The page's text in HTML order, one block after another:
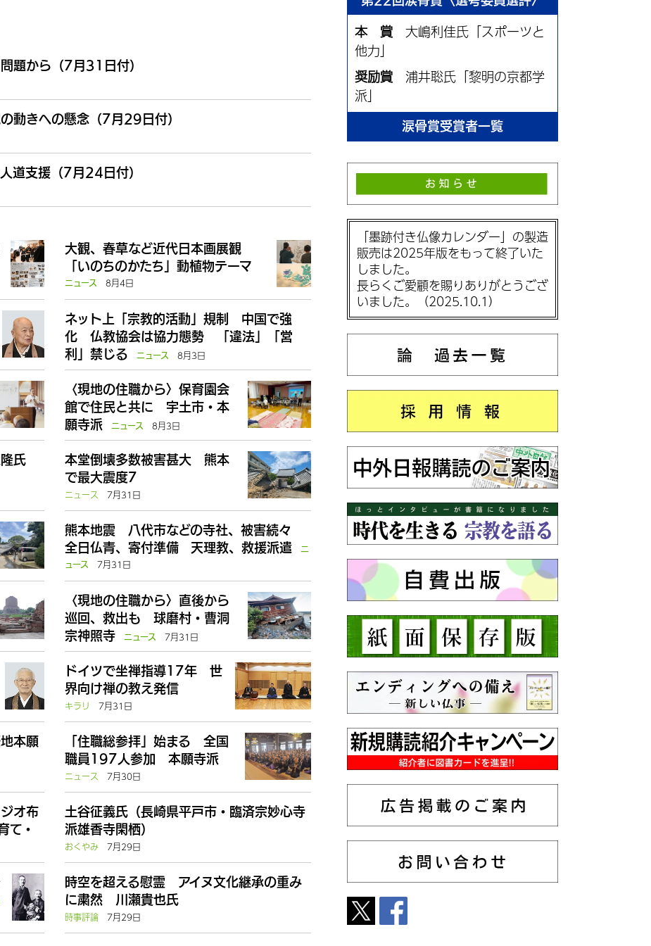
題から（7月31日付）
動きへの懸念（7月29日付）
道支援（7月24日付）
氏
本願
オ布
て・
大観、春草など近代日本画展観
「いのちのかたち」動植物テーマ
ニュース 8月4日
ネット上「宗教的活動」規制 中国で強
化 仏教協会は協力態勢 「違法」「営
利」禁じる
ニュース 8月3日
〈現地の住職から〉保育園会
館で住民と共に 宇土市・本
願寺派
ニュース 8月3日
本堂倒壊多数被害甚大 熊本
で最大震度7
ニュース
7月31日
熊本地震 八代市などの寺社、被害続々
全日仏青、寄付準備 天理教、救援派遣
ニ
ュース
7月31日
〈現地の住職から〉直後から
巡回、救出も 球磨村・曹洞
宗神照寺
ニュース 7月31日
ドイツで坐禅指導17年 世
界向け禅の教え発信
キラリ
7月31日
「住職総参拝」始まる 全国
職員197人参加 本願寺派
ニュース
7月30日
土谷征義氏（長崎県平戸市・臨済宗妙心寺
派雄香寺閑栖）
おくやみ
7月29日
時空を超える慰霊 アイヌ文化継承の重み
に粛然 川瀬貴也氏
時事評論
7月29日
本 賞
大嶋利佳氏「スポーツと
他力」
奨励賞
浦井聡氏「黎明の京都学
派」
涙骨賞受賞者一覧
「墨跡付き仏像カレンダー」の製造
販売は2025年版をもって終了いた
しました。
長らくご愛顧を賜りありがとうござ
いました。（2025.10.1）